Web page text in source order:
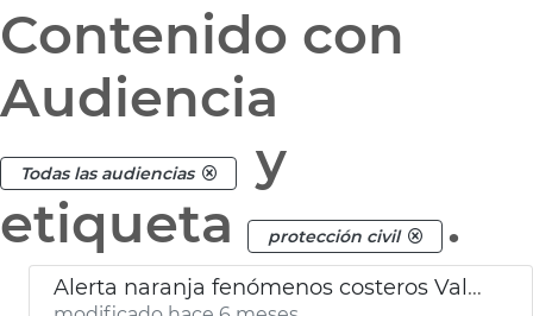
Contenido con
Audiencia
Todas las audiencias
y
etiqueta
protección civil .
Alerta naranja fenómenos costeros València